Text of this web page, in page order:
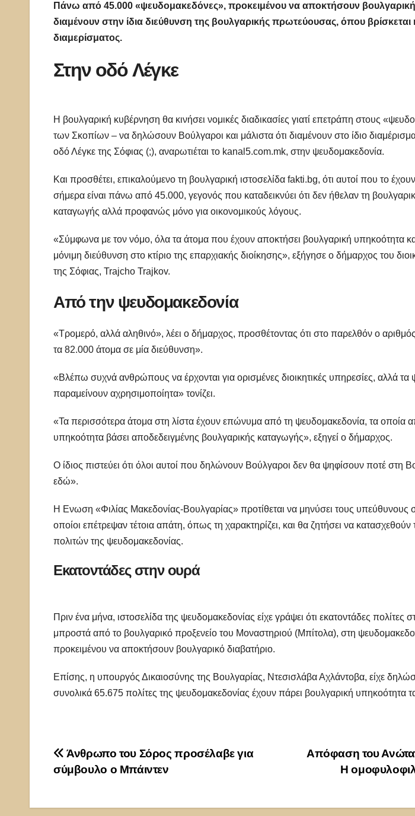
Πάνω από 45.000 «ψευδομακεδόνες», προκειμένου να αποκτήσουν
διαμένουν στην ίδια διεύθυνση της βουλγαρικής πρωτεύουσας, όπου βρίσκεται
διαμερίσματος.
Στην οδό Λέγκε
Η βουλγαρική κυβέρνηση θα κινήσει νομικές διαδικασίες γιατί επετράπη στους
των Σκοπίων – να δηλώσουν Βούλγαροι και μάλιστα ότι διαμένουν στο ίδιο
οδό Λέγκε της Σόφιας (;), αναρωτιέται το kanal5.com.mk, στην ψευδομακεδονία.
Και προσθέτει, επικαλούμενο τη βουλγαρική ιστοσελίδα fakti.bg, ότι αυτοί που το
σήμερα είναι πάνω από 45.000, γεγονός που καταδεικνύει ότι δεν ήθελαν τη
καταγωγής αλλά προφανώς μόνο για οικονομικούς λόγους.
«Σύμφωνα με τον νόμο, όλα τα άτομα που έχουν αποκτήσει βουλγαρική υπηκοότητα
μόνιμη διεύθυνση στο κτίριο της επαρχιακής διοίκησης», εξήγησε ο δήμαρχος του
της Σόφιας, Trajcho Trajkov.
Από την ψευδομακεδονία
«Τρομερό, αλλά αληθινό», λέει ο δήμαρχος, προσθέτοντας ότι στο παρελθόν ο
τα 82.000 άτομα σε μία διεύθυνση».
«Βλέπω συχνά ανθρώπους να έρχονται για ορισμένες διοικητικές υπηρεσίες, αλλά
παραμείνουν αχρησιμοποίητα» τονίζει.
«Τα περισσότερα άτομα στη λίστα έχουν επώνυμα από τη ψευδομακεδονία, τα οποία
υπηκοότητα βάσει αποδεδειγμένης βουλγαρικής καταγωγής», εξηγεί ο δήμαρχος.
Ο ίδιος πιστεύει ότι όλοι αυτοί που δηλώνουν Βούλγαροι δεν θα ψηφίσουν ποτέ στη
εδώ».
Η Ενωση «Φιλίας Μακεδονίας-Βουλγαρίας» προτίθεται να μηνύσει τους υπεύθυνους
οποίοι επέτρεψαν τέτοια απάτη, όπως τη χαρακτηρίζει, και θα ζητήσει να
πολιτών της ψευδομακεδονίας.
Εκατοντάδες στην ουρά
Πριν ένα μήνα, ιστοσελίδα της ψευδομακεδονίας είχε γράψει ότι εκατοντάδες πολίτες
μπροστά από το βουλγαρικό προξενείο του Μοναστηριού (Μπίτολα), στη
προκειμένου να αποκτήσουν βουλγαρικό διαβατήριο.
Επίσης, η υπουργός Δικαιοσύνης της Βουλγαρίας, Ντεσισλάβα Αχλάντοβα, είχε
συνολικά 65.675 πολίτες της ψευδομακεδονίας έχουν πάρει βουλγαρική υπηκοότητα
Πλοήγηση
άρθρων
Απόφαση του
Η
Άνθρωπο του Σόρος προσέλαβε για
σύμβουλο ο Μπάιντεν